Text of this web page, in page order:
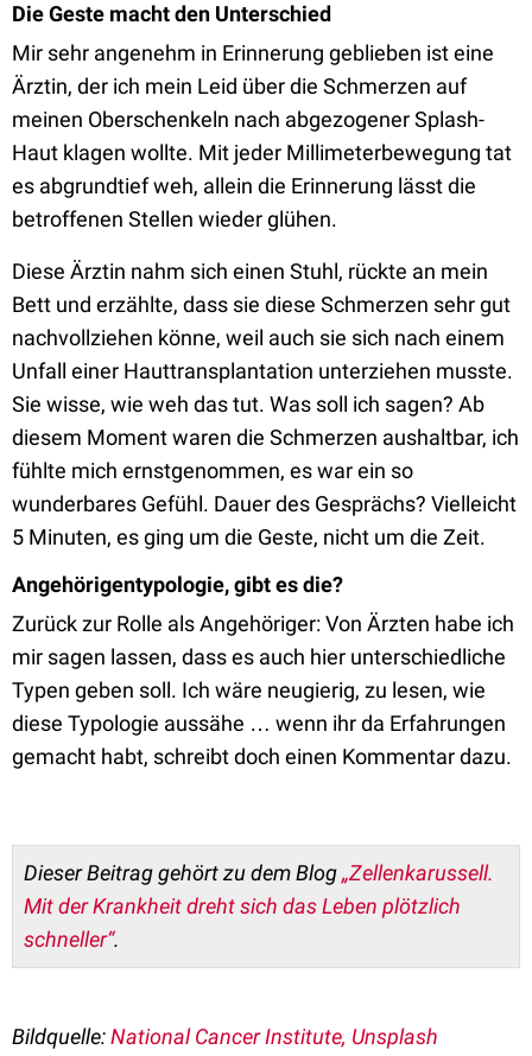
Die Geste macht den Unterschied
Mir sehr angenehm in Erinnerung geblieben ist eine
Ärztin, der ich mein Leid über die Schmerzen auf
meinen Oberschenkeln nach abgezogener Splash-
Haut klagen wollte. Mit jeder Millimeterbewegung tat
es abgrundtief weh, allein die Erinnerung lässt die
betroffenen Stellen wieder glühen.
Diese Ärztin nahm sich einen Stuhl, rückte an mein
Bett und erzählte, dass sie diese Schmerzen sehr gut
nachvollziehen könne, weil auch sie sich nach einem
Unfall einer Hauttransplantation unterziehen musste.
Sie wisse, wie weh das tut. Was soll ich sagen? Ab
diesem Moment waren die Schmerzen aushaltbar, ich
fühlte mich ernstgenommen, es war ein so
wunderbares Gefühl. Dauer des Gesprächs? Vielleicht
5 Minuten, es ging um die Geste, nicht um die Zeit.
Angehörigentypologie, gibt es die?
Zurück zur Rolle als Angehöriger: Von Ärzten habe ich
mir sagen lassen, dass es auch hier unterschiedliche
Typen geben soll. Ich wäre neugierig, zu lesen, wie
diese Typologie aussähe … wenn ihr da Erfahrungen
gemacht habt, schreibt doch einen Kommentar dazu.
Dieser Beitrag gehört zu dem Blog„Zellenkarussell.
Mit der Krankheit dreht sich das Leben plötzlich
schneller“.
Bildquelle:National Cancer Institute, Unsplash